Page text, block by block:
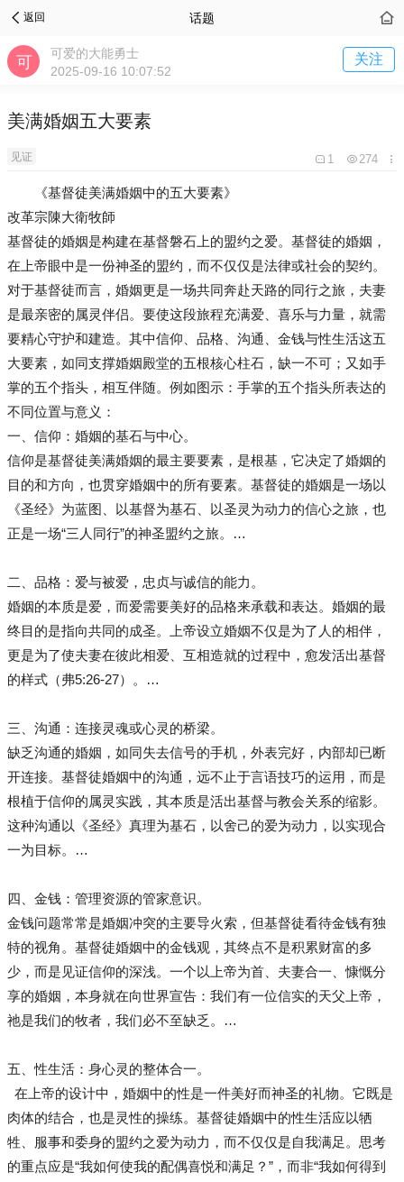
返回 话题
可爱的大能勇士
2025-09-16 10:07:52
关注
美满婚姻五大要素
见证 1 274
《基督徒美满婚姻中的五大要素》
改革宗陳大衛牧師
基督徒的婚姻是构建在基督磐石上的盟约之爱。基督徒的婚姻，
在上帝眼中是一份神圣的盟约，而不仅仅是法律或社会的契约。
对于基督徒而言，婚姻更是一场共同奔赴天路的同行之旅，夫妻
是最亲密的属灵伴侣。要使这段旅程充满爱、喜乐与力量，就需
要精心守护和建造。其中信仰、品格、沟通、金钱与性生活这五
大要素，如同支撑婚姻殿堂的五根核心柱石，缺一不可；又如手
掌的五个指头，相互伴随。例如图示：手掌的五个指头所表达的
不同位置与意义：
一、信仰：婚姻的基石与中心。
信仰是基督徒美满婚姻的最主要要素，是根基，它决定了婚姻的
目的和方向，也贯穿婚姻中的所有要素。基督徒的婚姻是一场以
《圣经》为蓝图、以基督为基石、以圣灵为动力的信心之旅，也
正是一场“三人同行”的神圣盟约之旅。…
二、品格：爱与被爱，忠贞与诚信的能力。
婚姻的本质是爱，而爱需要美好的品格来承载和表达。婚姻的最
终目的是指向共同的成圣。上帝设立婚姻不仅是为了人的相伴，
更是为了使夫妻在彼此相爱、互相造就的过程中，愈发活出基督
的样式（弗5:26-27）。…
三、沟通：连接灵魂或心灵的桥梁。
缺乏沟通的婚姻，如同失去信号的手机，外表完好，内部却已断
开连接。基督徒婚姻中的沟通，远不止于言语技巧的运用，而是
根植于信仰的属灵实践，其本质是活出基督与教会关系的缩影。
这种沟通以《圣经》真理为基石，以舍己的爱为动力，以实现合
一为目标。…
四、金钱：管理资源的管家意识。
金钱问题常常是婚姻冲突的主要导火索，但基督徒看待金钱有独
特的视角。基督徒婚姻中的金钱观，其终点不是积累财富的多
少，而是见证信仰的深浅。一个以上帝为首、夫妻合一、慷慨分
享的婚姻，本身就在向世界宣告：我们有一位信实的天父上帝，
祂是我们的牧者，我们必不至缺乏。…
五、性生活：身心灵的整体合一。
在上帝的设计中，婚姻中的性是一件美好而神圣的礼物。它既是
肉体的结合，也是灵性的操练。基督徒婚姻中的性生活应以牺
牲、服事和委身的盟约之爱为动力，而不仅仅是自我满足。思考
的重点应是“我如何使我的配偶喜悦和满足？”，而非“我如何得到